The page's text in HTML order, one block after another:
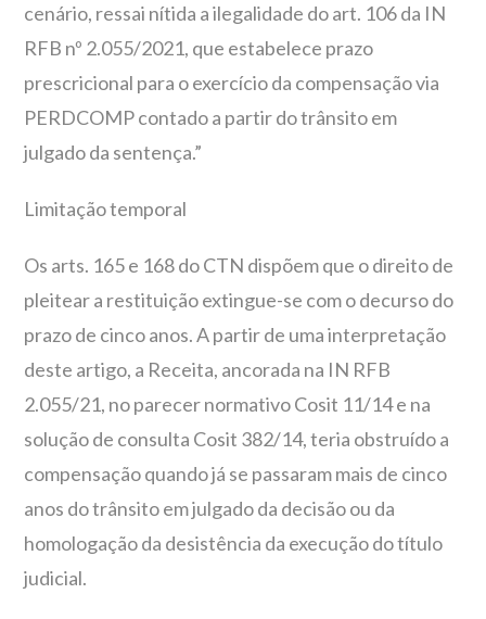
cenário, ressai nítida a ilegalidade do art. 106 da IN
RFB nº 2.055/2021, que estabelece prazo
prescricional para o exercício da compensação via
PERDCOMP contado a partir do trânsito em
julgado da sentença.”
Limitação temporal
Os arts. 165 e 168 do CTN dispõem que o direito de
pleitear a restituição extingue-se com o decurso do
prazo de cinco anos. A partir de uma interpretação
deste artigo, a Receita, ancorada na IN RFB
2.055/21, no parecer normativo Cosit 11/14 e na
solução de consulta Cosit 382/14, teria obstruído a
compensação quando já se passaram mais de cinco
anos do trânsito em julgado da decisão ou da
homologação da desistência da execução do título
judicial.